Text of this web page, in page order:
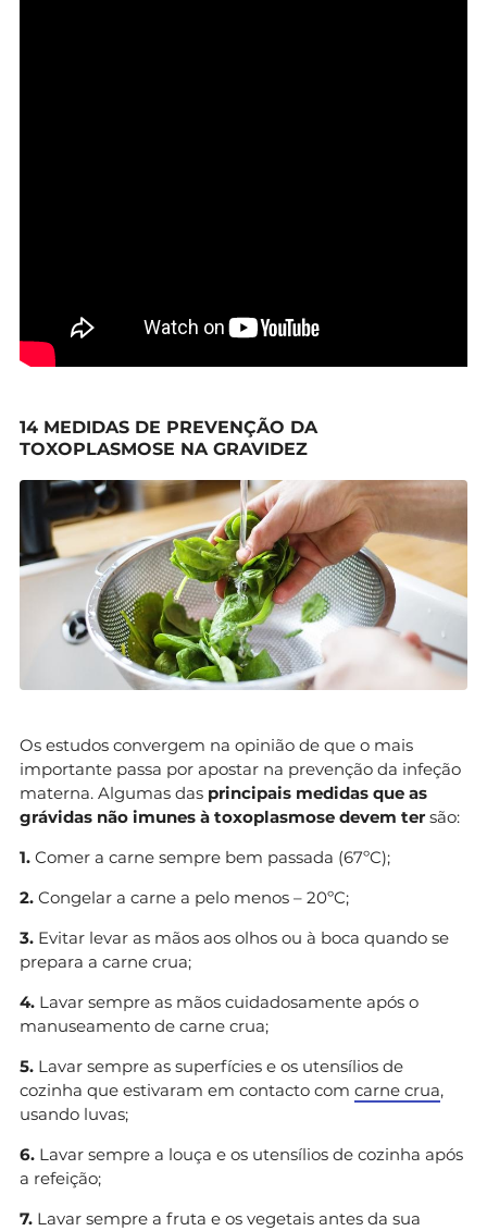
14 MEDIDAS DE PREVENÇÃO DA
TOXOPLASMOSE NA GRAVIDEZ
Os estudos convergem na opinião de que o mais
importante passa por apostar na prevenção da infeção
materna. Algumas das principais medidas que as
grávidas não imunes à toxoplasmose devem ter são:
1. Comer a carne sempre bem passada (67ºC);
2. Congelar a carne a pelo menos – 20ºC;
3. Evitar levar as mãos aos olhos ou à boca quando se
prepara a carne crua;
4. Lavar sempre as mãos cuidadosamente após o
manuseamento de carne crua;
5. Lavar sempre as superfícies e os utensílios de
cozinha que estivaram em contacto com carne crua,
usando luvas;
6. Lavar sempre a louça e os utensílios de cozinha após
a refeição;
7. Lavar sempre a fruta e os vegetais antes da sua